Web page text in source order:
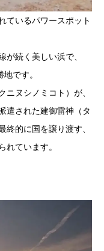
ているパワースポット
が続く美しい浜で、
です。
ニヌシノミコト）が、
遣された建御雷神（タ
終的に国を譲り渡す、
れています。